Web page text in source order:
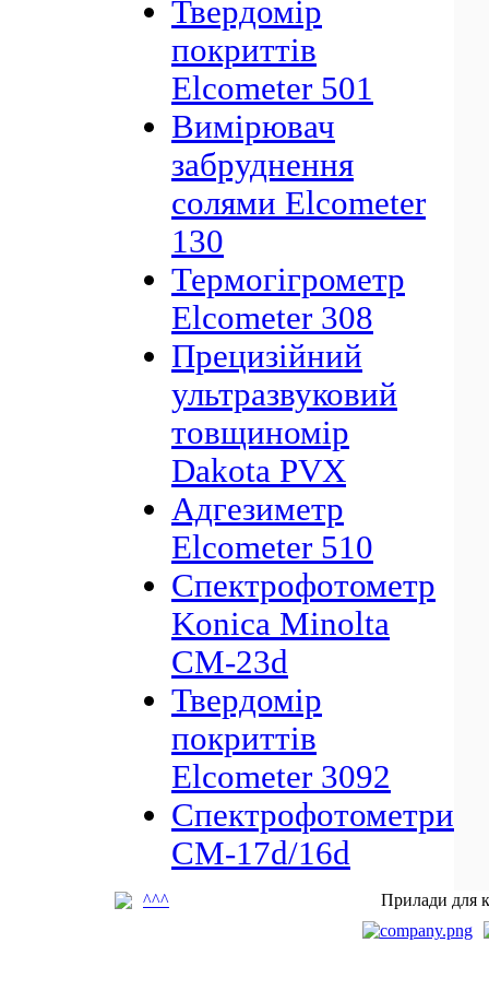
Твердомір
покриттів
Elcometer 501
Вимірювач
забруднення
солями Elcometer
130
Термогігрометр
Elcometer 308
Прецизійний
ультразвуковий
товщиномір
Dakota PVX
Адгезиметр
Elcometer 510
Спектрофотометр
Konica Minolta
CM-23d
Твердомір
покриттів
Elcometer 3092
Спектрофотометри
CM-17d/16d
^^^ Прилади для